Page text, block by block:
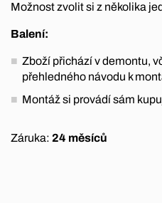
Možnost zvolit si z několika
Balení:
Zboží přichází v demontu,
přehledného návodu k
Montáž si provádí sám
Záruka: 24 měsíců